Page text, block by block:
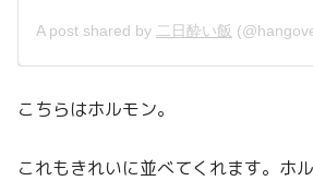
A post shared by 二日酔い飯
こちらはホルモン。
これもきれいに並べてくれます。ホ